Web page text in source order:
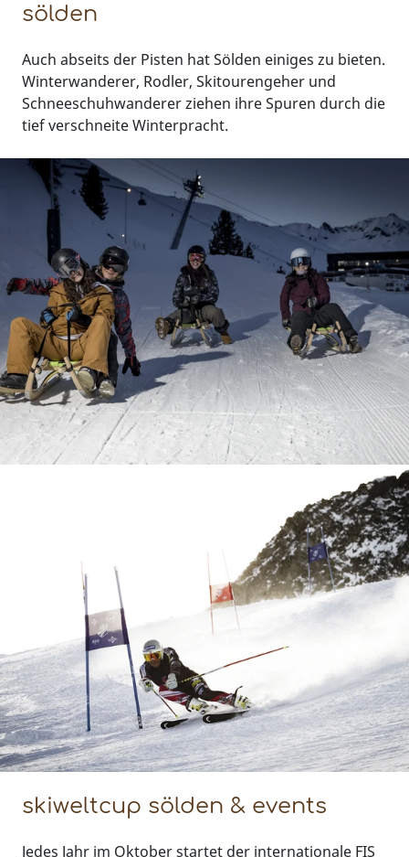
sölden
Auch abseits der Pisten hat Sölden einiges zu bieten.
Winterwanderer, Rodler, Skitourengeher und
Schneeschuhwanderer ziehen ihre Spuren durch die
tief verschneite Winterpracht.
skiweltcup sölden & events
Jedes Jahr im Oktober startet der internationale FIS